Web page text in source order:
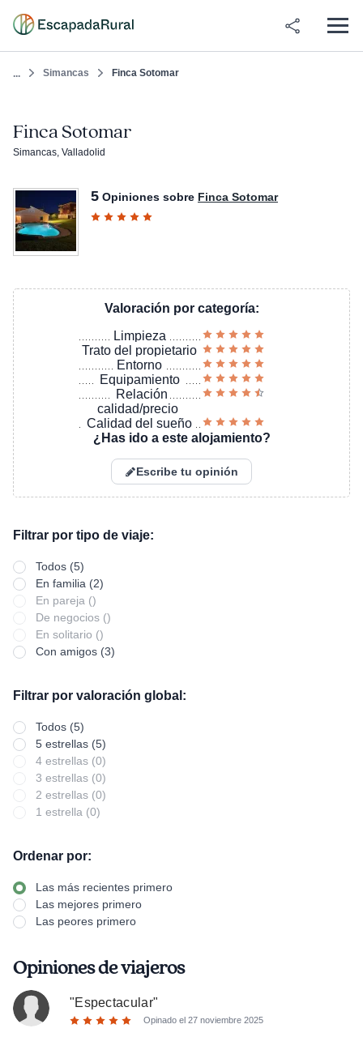
... Simancas Finca Sotomar
Finca Sotomar
Simancas, Valladolid
5 Opiniones sobre Finca Sotomar
Valoración por categoría:
Limpieza
Trato del propietario
Entorno
Equipamiento
Relación
calidad/precio
Calidad del sueño
¿Has ido a este alojamiento?
Escribe tu opinión
Filtrar por tipo de viaje:
Todos (5)
En familia (2)
En pareja ()
De negocios ()
En solitario ()
Con amigos (3)
Filtrar por valoración global:
Todos (5)
5 estrellas (5)
4 estrellas (0)
3 estrellas (0)
2 estrellas (0)
1 estrella (0)
Ordenar por:
Las más recientes primero
Las mejores primero
Las peores primero
Opiniones de viajeros
"Espectacular"
Opinado el 27 noviembre 2025